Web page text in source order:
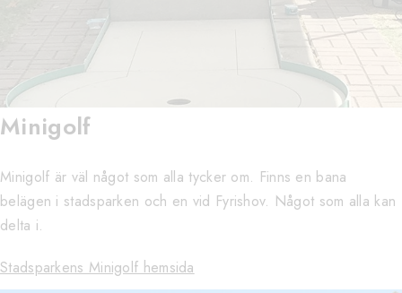
Minigolf
Minigolf är väl något som alla tycker om. Finns en bana
belägen i stadsparken och en vid Fyrishov. Något som alla kan
delta i.
Stadsparkens Minigolf hemsida